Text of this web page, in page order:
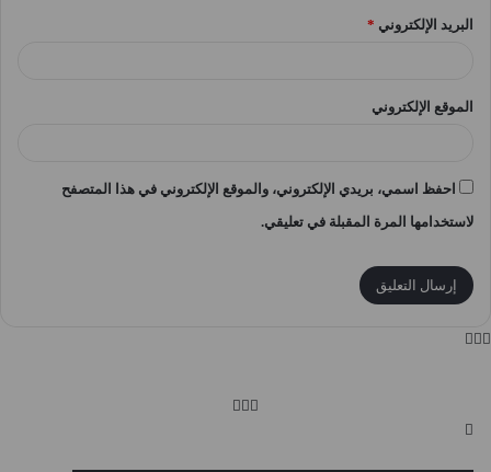
البريد الإلكتروني *
الموقع الإلكتروني
احفظ اسمي، بريدي الإلكتروني، والموقع الإلكتروني في هذا المتصفح
لاستخدامها المرة المقبلة في تعليقي.